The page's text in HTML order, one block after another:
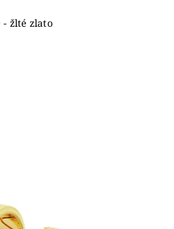
- žlté zlato